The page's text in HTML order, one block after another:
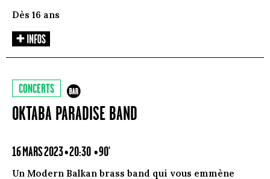
Dès 16 ans
CONCERTS
OKTABA PARADISE BAND
16 MARS 2023 • 20:30 • 90'
Un Modern Balkan brass band qui vous emmène